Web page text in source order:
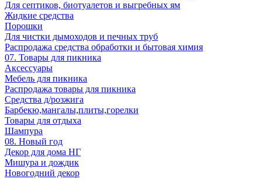
Для септиков, биотуалетов и выгребных ям
Жидкие средства
Порошки
Для чистки дымоходов и печных труб
Распродажа средства обработки и бытовая химия
07. Товары для пикника
Аксессуары
Мебель для пикника
Распродажа товары для пикника
Средства д/розжига
Барбекю,мангалы,плиты,горелки
Товары для отдыха
Шампура
08. Новый год
Декор для дома НГ
Мишура и дождик
Новогодний декор